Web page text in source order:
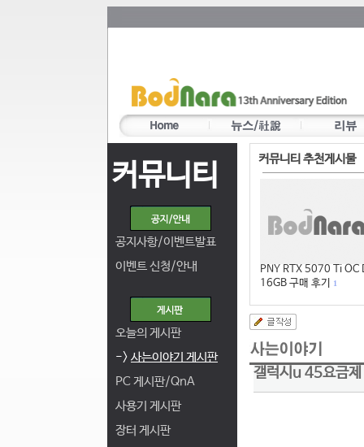
커뮤니티
공지사항/이벤트발표
이벤트 신청/안내
오늘의 게시판
-> 사는이야기 게시판
PC 게시판/QnA
사용기 게시판
장터 게시판
커뮤니티 추천게시물
PNY RTX 5070 Ti OC
16GB 구매 후기
1
갤럭시u 45요금제